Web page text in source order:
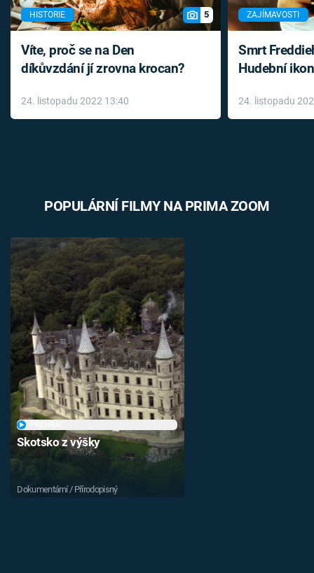
HISTORIE 5
Víte, proč se na Den
díkůvzdání jí zrovna krocan?
24. listopadu 2022 13:40
ZAJÍMAVOSTI
Smrt
Hudební
léky
24. listopadu
POPULÁRNÍ FILMY NA PRIMA ZOOM
Skotsko z výšky
Dokumentární / Přírodopisný